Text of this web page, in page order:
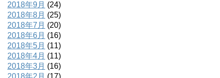
2018年9月 (24)
2018年8月 (25)
2018年7月 (20)
2018年6月 (16)
2018年5月 (11)
2018年4月 (11)
2018年3月 (16)
2018年2月 (17)